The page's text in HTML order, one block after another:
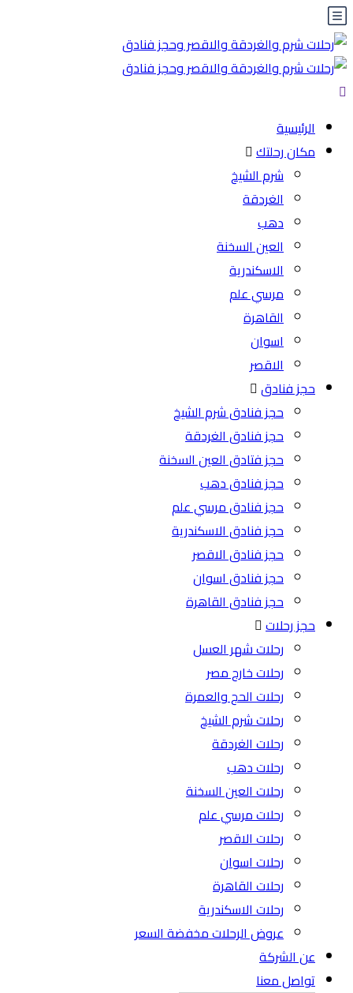
الرئيسية
مكان رحلتك
شرم الشيخ
الغردقة
دهب
العين السخنة
الاسكندرية
مرسي علم
القاهرة
اسوان
الاقصر
حجز فنادق
حجز فنادق شرم الشيخ
حجز فنادق الغردقة
حجز فتادق العين السخنة
حجز فنادق دهب
حجز فنادق مرسي علم
حجز فنادق الاسكندرية
حجز فنادق الاقصر
حجز فنادق اسوان
حجز فنادق القاهرة
حجز رحلات
رحلات شهر العسل
رحلات خارج مصر
رحلات الحج والعمرة
رحلات شرم الشيخ
رحلات الغردقة
رحلات دهب
رحلات العين السخنة
رحلات مرسي علم
رحلات الاقصر
رحلات اسوان
رحلات القاهرة
رحلات الاسكندرية
عروض الرحلات مخفضة السعر
عن الشركة
تواصل معنا